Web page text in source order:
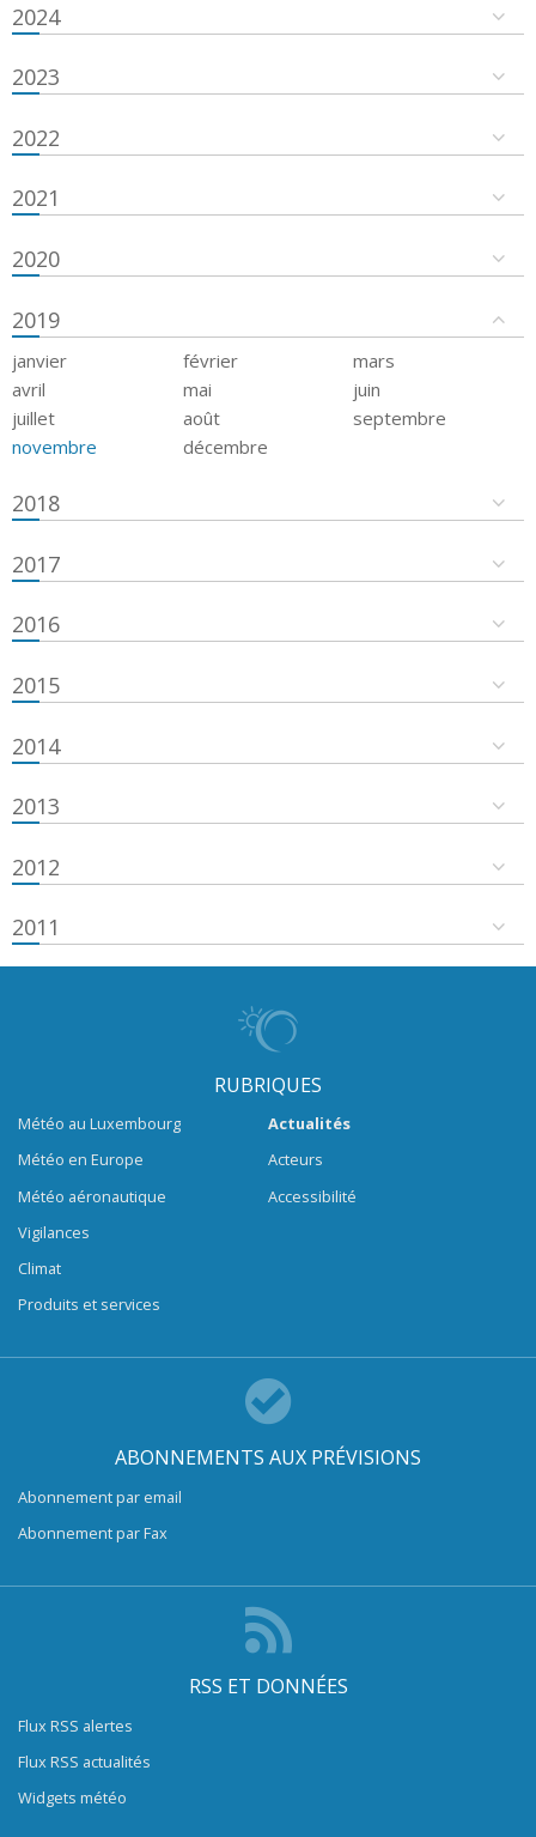
2024
2023
2022
2021
2020
2019
janvier février
mars
avril
mai
juin
juillet
août
septembre
novembre
décembre
2018
2017
2016
2015
2014
2013
2012
2011
RUBRIQUES
Météo au Luxembourg
Météo en Europe
Météo aéronautique
Vigilances
Climat
Produits et services
Actualités
Acteurs
Accessibilité
ABONNEMENTS AUX PRÉVISIONS
Abonnement par email
Abonnement par Fax
RSS ET DONNÉES
Flux RSS alertes
Flux RSS actualités
Widgets météo